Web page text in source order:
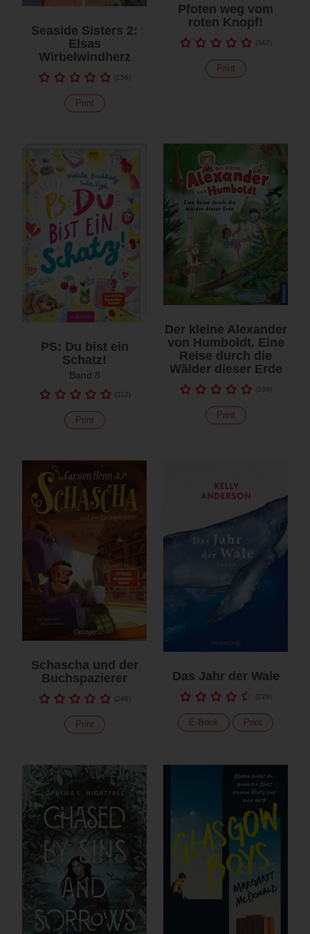
Seaside Sisters 2:
Elsas
Wirbelwindherz
(156)
Print
Pfoten weg vom
roten Knopf!
(347)
Print
PS: Du bist ein
Schatz!
Band 8
(112)
Print
Der kleine Alexander
von Humboldt. Eine
Reise durch die
Wälder dieser Erde
(239)
Print
Schascha und der
Buchspazierer
(240)
Print
Das Jahr der Wale
(229)
E-Book Print